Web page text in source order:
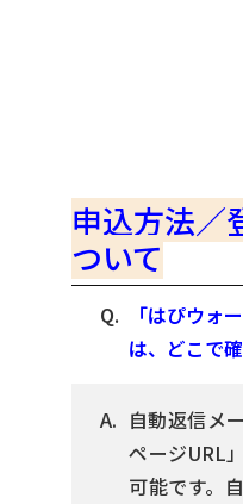
申込方法／
ついて
「はぴウォ
は、どこで
自動返信メ
ページURL
可能です。